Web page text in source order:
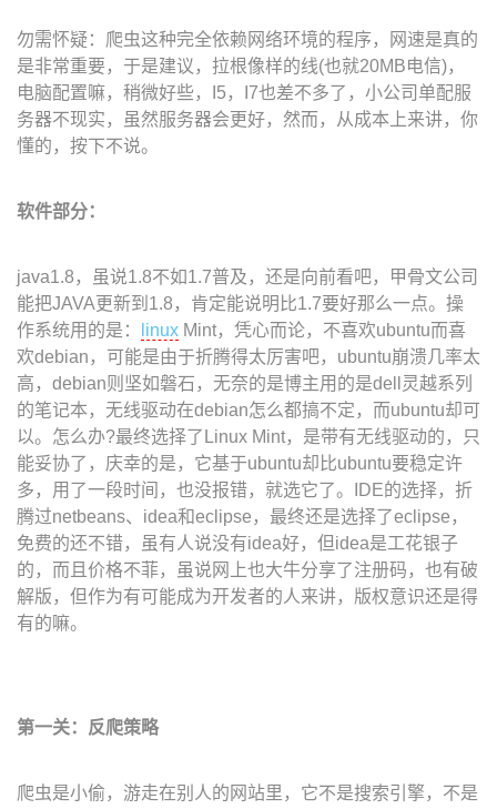
勿需怀疑：爬虫这种完全依赖网络环境的程序，网速是真的
是非常重要，于是建议，拉根像样的线(也就20MB电信)，
电脑配置嘛，稍微好些，I5，I7也差不多了，小公司单配服
务器不现实，虽然服务器会更好，然而，从成本上来讲，你
懂的，按下不说。
软件部分：
java1.8，虽说1.8不如1.7普及，还是向前看吧，甲骨文公司
能把JAVA更新到1.8，肯定能说明比1.7要好那么一点。操
作系统用的是：
linux Mint，凭心而论，不喜欢ubuntu而喜
欢debian，可能是由于折腾得太厉害吧，ubuntu崩溃几率太
高，debian则坚如磐石，无奈的是博主用的是dell灵越系列
的笔记本，无线驱动在debian怎么都搞不定，而ubuntu却可
以。怎么办?最终选择了Linux Mint，是带有无线驱动的，只
能妥协了，庆幸的是，它基于ubuntu却比ubuntu要稳定许
多，用了一段时间，也没报错，就选它了。IDE的选择，折
腾过netbeans、idea和eclipse，最终还是选择了eclipse，
免费的还不错，虽有人说没有idea好，但idea是工花银子
的，而且价格不菲，虽说网上也大牛分享了注册码，也有破
解版，但作为有可能成为开发者的人来讲，版权意识还是得
有的嘛。
第一关：反爬策略
爬虫是小偷，游走在别人的网站里，它不是搜索引擎，不是